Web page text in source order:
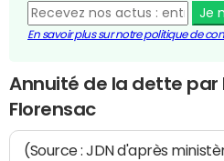
Je
En savoir plus sur notre politique de
Annuité de la dette
Florensac
(Source : JDN d'après